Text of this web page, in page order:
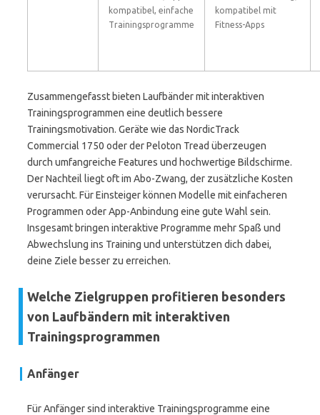
kompatibel, einfache
Trainingsprogramme
kompatibel mit
Fitness-Apps
Zusammengefasst bieten Laufbänder mit interaktiven
Trainingsprogrammen eine deutlich bessere
Trainingsmotivation. Geräte wie das NordicTrack
Commercial 1750 oder der Peloton Tread überzeugen
durch umfangreiche Features und hochwertige Bildschirme.
Der Nachteil liegt oft im Abo-Zwang, der zusätzliche Kosten
verursacht. Für Einsteiger können Modelle mit einfacheren
Programmen oder App-Anbindung eine gute Wahl sein.
Insgesamt bringen interaktive Programme mehr Spaß und
Abwechslung ins Training und unterstützen dich dabei,
deine Ziele besser zu erreichen.
Welche Zielgruppen profitieren besonders
von Laufbändern mit interaktiven
Trainingsprogrammen
Anfänger
Für Anfänger sind interaktive Trainingsprogramme eine